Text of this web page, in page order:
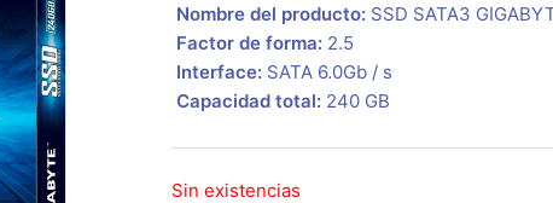
 Nombre del producto: SSD SATA3
 Factor de forma: 2.5
 Interface: SATA 6.0Gb / s
 Capacidad total: 240 GB
Sin existencias